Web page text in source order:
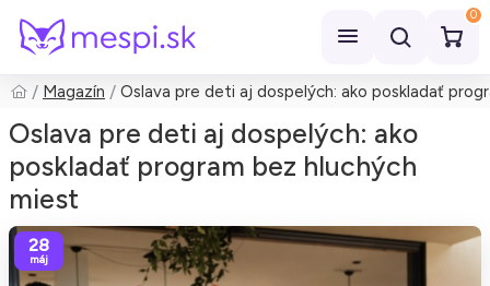
0
Hľadať
Magazín Oslava pre deti aj dospelých: ako poskladať
Oslava pre deti aj dospelých: ako
poskladať program bez hluchých
miest
28
máj